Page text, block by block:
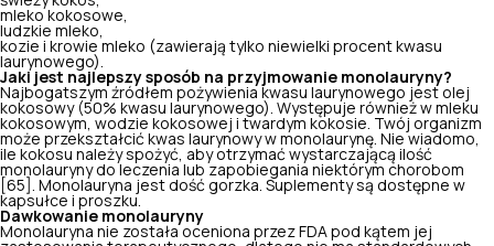
mleko kokosowe,
ludzkie mleko,
kozie i krowie mleko (zawierają tylko niewielki procent kwasu
laurynowego).
Jaki jest najlepszy sposób na przyjmowanie monolauryny?
Najbogatszym źródłem pożywienia kwasu laurynowego jest olej
kokosowy (50% kwasu laurynowego). Występuje również w mleku
kokosowym, wodzie kokosowej i twardym kokosie. Twój organizm
może przekształcić kwas laurynowy w monolaurynę. Nie wiadomo,
ile kokosu należy spożyć, aby otrzymać wystarczającą ilość
monolauryny do leczenia lub zapobiegania niektórym chorobom
[65]. Monolauryna jest dość gorzka. Suplementy są dostępne w
kapsułce i proszku.
Dawkowanie monolauryny
Monolauryna nie została oceniona przez FDA pod kątem jej